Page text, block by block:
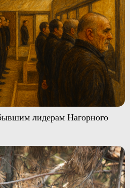
лидерам Нагорного